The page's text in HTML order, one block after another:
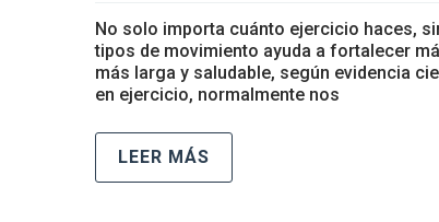
No solo importa cuánto ejercicio haces,
tipos de movimiento ayuda a fortalecer
más larga y saludable, según evidencia
en ejercicio, normalmente nos
LEER MÁS